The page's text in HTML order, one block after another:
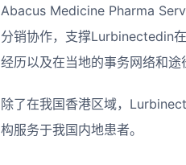
Abacus Medicine Pharma
分销协作，支撑Lurbinectedin
经历以及在当地的事务网络和
除了在我国香港区域，
构服务于我国内地患者。